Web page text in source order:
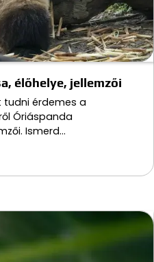
élőhelye, jellemzői
érdemes a
Óriáspanda
Ismerd…